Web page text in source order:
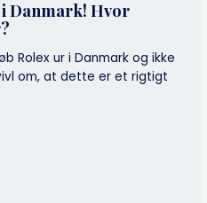
Danmark! Hvor
Rolex ur i Danmark og ikke
om, at dette er et rigtigt